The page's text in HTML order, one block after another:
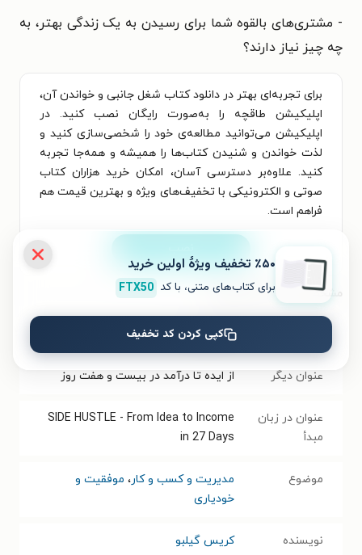
- مشتری‌های بالقوه شما برای رسیدن به یک زندگی بهتر، به
چه چیز نیاز دارند؟
برای تجربه‌ای بهتر در دانلود کتاب شغل جانبی و خواندن آن،
اپلیکیشن طاقچه را به‌صورت رایگان نصب کنید. در
اپلیکیشن می‌توانید مطالعه‌ی خود را شخصی‌سازی کنید و
لذت خواندن و شنیدن کتاب‌ها را همیشه و همه‌جا تجربه
کنید. علاوه‌بر دسترسی آسان، امکان خرید هزاران کتاب
صوتی و الکترونیکی با تخفیف‌های ویژه و بهترین قیمت هم
فراهم است.
مشخصات کتاب الکترونیکی
شغل جانبی
عنوان دیگر از ایده تا درآمد در بیست و هفت روز
عنوان در زبان
مبدأ
SIDE HUSTLE - From Idea to Income
in 27 Days
موضوع مدیریت و کسب و کار، موفقیت و
خودیاری
نویسنده کریس گیلبو
٪۵۰ تخفیف ویژۀ اولین خرید
برای کتاب‌های متنی، با کد FTX50
کپی کردن کد تخفیف